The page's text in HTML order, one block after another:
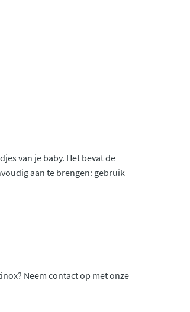
van je baby. Het bevat de
aan te brengen: gebruik
Neem contact op met onze